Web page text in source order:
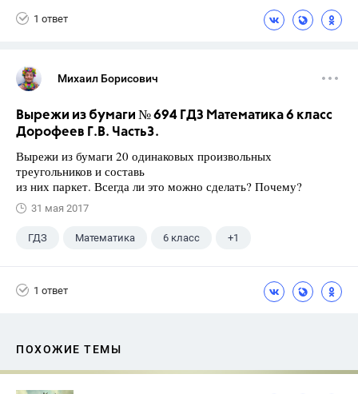
1 ответ
Михаил Борисович
Вырежи из бумаги № 694 ГДЗ Математика 6 класс
Дорофеев Г.В. Часть3.
Вырежи из бумаги 20 одинаковых произвольных
треугольников и составь
из них паркет. Всегда ли это можно сделать? Почему?
31 мая 2017
ГДЗ Математика 6 класс +1
1 ответ
ПОХОЖИЕ ТЕМЫ